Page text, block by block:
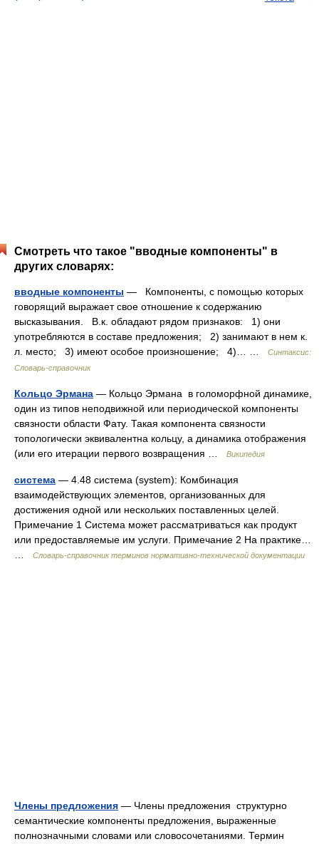
Смотреть что такое "вводные компоненты" в
других словарях:
вводные компоненты — Компоненты, с помощью которых
говорящий выражает свое отношение к содержанию
высказывания. В.к. обладают рядом признаков: 1) они
употребляются в составе предложения; 2) занимают в нем к.
л. место; 3) имеют особое произношение; 4)… …
Синтаксис:
Словарь-справочник
Кольцо Эрмана — Кольцо Эрмана в голоморфной динамике,
один из типов неподвижной или периодической компоненты
связности области Фату. Такая компонента связности
топологически эквивалентна кольцу, а динамика отображения
(или его итерации первого возвращения …
Википедия
система — 4.48 система (system): Комбинация
взаимодействующих элементов, организованных для
достижения одной или нескольких поставленных целей.
Примечание 1 Система может рассматриваться как продукт
или предоставляемые им услуги. Примечание 2 На практике…
Словарь-справочник терминов нормативно-технической документации
Члены предложения — Члены предложения структурно
семантические компоненты предложения, выраженные
полнозначными словами или словосочетаниями. Термин